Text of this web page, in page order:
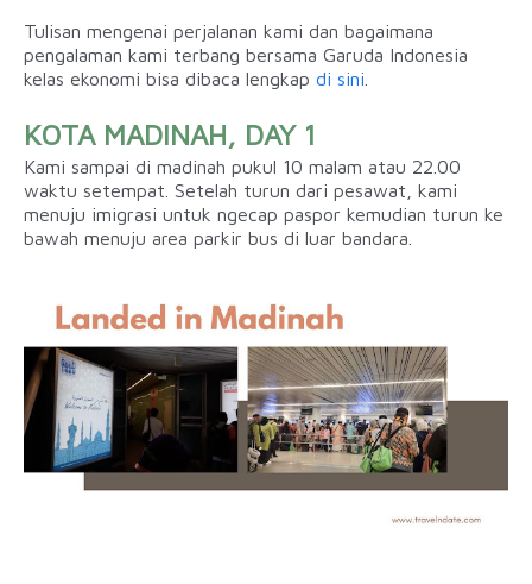
Tulisan mengenai perjalanan kami dan bagaimana
pengalaman kami terbang bersama Garuda Indonesia
kelas ekonomi bisa dibaca lengkap di sini
KOTA MADINAH, DAY 1
Kami sampai di madinah pukul 10 malam atau 22.00
waktu setempat. Setelah turun dari pesawat, kami
menuju imigrasi untuk ngecap paspor kemudian turun ke
bawah menuju area parkir bus di luar bandara.